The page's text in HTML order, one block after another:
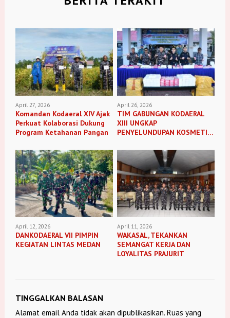
April 27, 2026
Komandan Kodaeral XIV Ajak
Perkuat Kolaborasi Dukung
Program Ketahanan Pangan
April 26, 2026
TIM GABUNGAN KODAERAL
XIII UNGKAP
PENYELUNDUPAN KOSMETIK
April 12, 2026
DANKODAERAL VII PIMPIN
KEGIATAN LINTAS MEDAN
April 11, 2026
WAKASAL, TEKANKAN
SEMANGAT KERJA DAN
LOYALITAS PRAJURIT
TINGGALKAN BALASAN
Alamat email Anda tidak akan dipublikasikan. Ruas yang